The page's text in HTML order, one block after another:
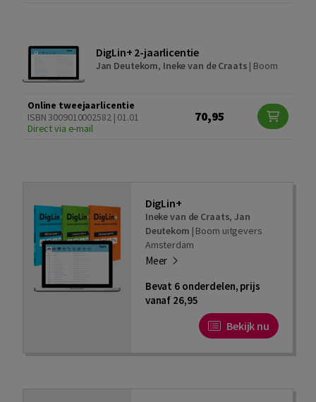
DigLin+ 2-jaarlicentie
Jan Deutekom, Ineke van de Craats | Boom
Online tweejaarlicentie
ISBN 3009010002582 | 01.01
Direct via e-mail
70,95
DigLin+
Ineke van de Craats,Jan
Deutekom | Boom uitgevers
Amsterdam
Meer
Bevat 6 onderdelen, prijs
vanaf 26,95
Bekijk nu